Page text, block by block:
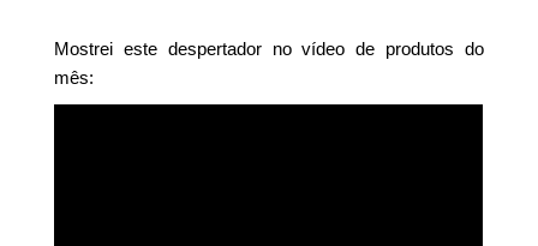
Mostrei este despertador no vídeo de produtos do
mês: